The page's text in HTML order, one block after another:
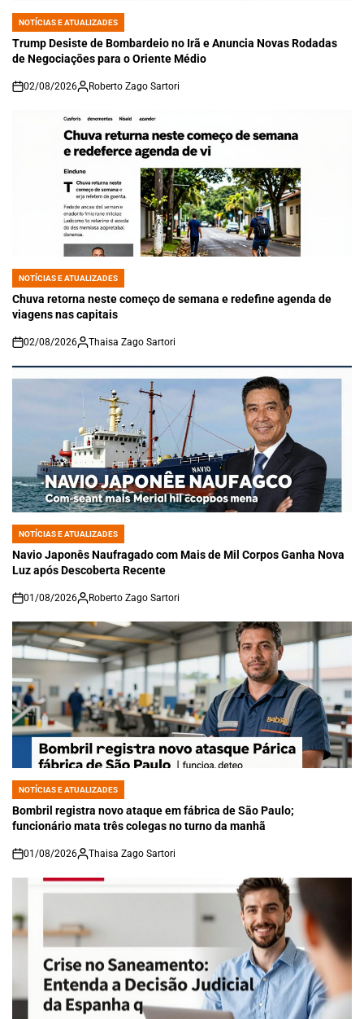
POSTED
IN
NOTÍCIAS E ATUALIZADES
Trump Desiste de Bombardeio no Irã e Anuncia Novas Rodadas
de Negociações para o Oriente Médio
on
02/08/2026 Roberto Zago Sartori
POSTED
IN
NOTÍCIAS E ATUALIZADES
Chuva retorna neste começo de semana e redefine agenda de
viagens nas capitais
on
02/08/2026 Thaisa Zago Sartori
POSTED
IN
NOTÍCIAS E ATUALIZADES
Navio Japonês Naufragado com Mais de Mil Corpos Ganha Nova
Luz após Descoberta Recente
on
01/08/2026 Roberto Zago Sartori
POSTED
IN
NOTÍCIAS E ATUALIZADES
Bombril registra novo ataque em fábrica de São Paulo;
funcionário mata três colegas no turno da manhã
on
01/08/2026 Thaisa Zago Sartori